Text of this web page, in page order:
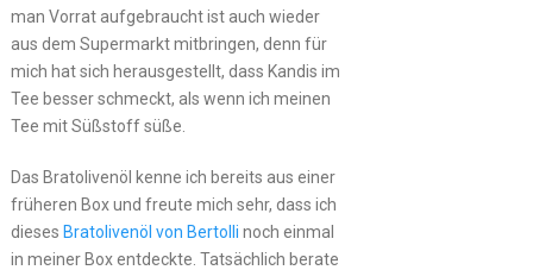
man Vorrat aufgebraucht ist auch wieder
aus dem Supermarkt mitbringen, denn für
mich hat sich herausgestellt, dass Kandis im
Tee besser schmeckt, als wenn ich meinen
Tee mit Süßstoff süße.
Das Bratolivenöl kenne ich bereits aus einer
früheren Box und freute mich sehr, dass ich
dieses Bratolivenöl von Bertolli noch einmal
in meiner Box entdeckte. Tatsächlich berate